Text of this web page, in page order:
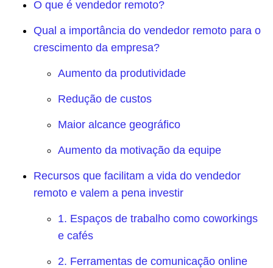
O que é vendedor remoto?
Qual a importância do vendedor remoto para o
crescimento da empresa?
Aumento da produtividade
Redução de custos
Maior alcance geográfico
Aumento da motivação da equipe
Recursos que facilitam a vida do vendedor
remoto e valem a pena investir
1. Espaços de trabalho como coworkings
e cafés
2. Ferramentas de comunicação online